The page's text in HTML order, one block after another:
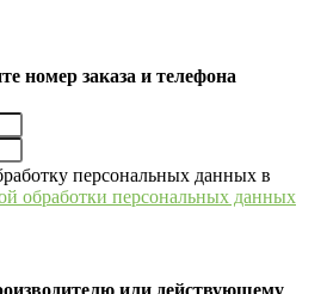
номер заказа и телефона
персональных данных в
обработки персональных данных
или действующему